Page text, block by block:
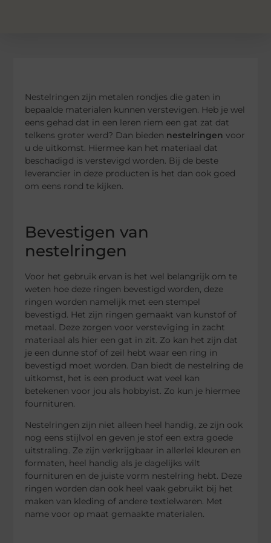
Nestelringen zijn metalen rondjes die gaten in
bepaalde materialen kunnen verstevigen. Heb je wel
eens gehad dat in een leren riem een gat zat dat
telkens groter werd? Dan bieden nestelringen voor
u de uitkomst. Hiermee kan het materiaal dat
beschadigd is verstevigd worden. Bij de beste
leverancier in deze producten is het dan ook goed
om eens rond te kijken.
Bevestigen van
nestelringen
Voor het gebruik ervan is het wel belangrijk om te
weten hoe deze ringen bevestigd worden, deze
ringen worden namelijk met een stempel
bevestigd. Het zijn ringen gemaakt van kunstof of
metaal. Deze zorgen voor versteviging in zacht
materiaal als hier een gat in zit. Zo kan het zijn dat
je een dunne stof of zeil hebt waar een ring in
bevestigd moet worden. Dan biedt de nestelring de
uitkomst, het is een product wat veel kan
betekenen voor jou als hobbyist. Zo kun je hiermee
fournituren.
Nestelringen zijn niet alleen heel handig, ze zijn ook
nog eens stijlvol en geven je stof een extra goede
uitstraling. Ze zijn verkrijgbaar in allerlei kleuren en
formaten, heel handig als je dagelijks wilt
fournituren en de juiste vorm nestelring hebt. Deze
ringen worden dan ook heel vaak gebruikt bij het
maken van kleding of andere textielwaren. Met
name voor op maat gemaakte materialen.